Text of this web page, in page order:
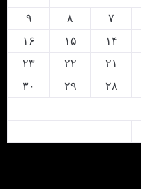
۷ ۸
۹
۱۴ ۱۵
۱۶
۲۱ ۲۲
۲۳
۲۸ ۲۹
۳۰